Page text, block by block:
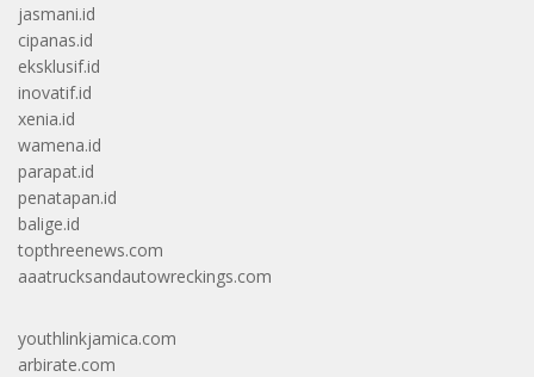
jasmani.id
cipanas.id
eksklusif.id
inovatif.id
xenia.id
wamena.id
parapat.id
penatapan.id
balige.id
topthreenews.com
aaatrucksandautowreckings.com
youthlinkjamica.com
arbirate.com